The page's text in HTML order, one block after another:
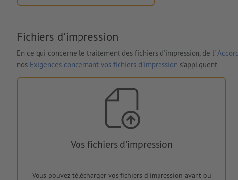
Fichiers d'impression
En ce qui concerne le traitement des fichiers d'impression, de l'
nos Exigences concernant vos fichiers d'impression s'appliquent
Vos fichiers d'impression
Vous pouvez télécharger vos fichiers d'impression avant ou